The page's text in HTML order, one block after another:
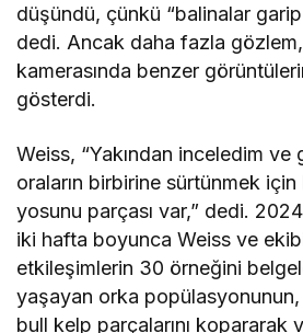
düşündü, çünkü “balinalar
dedi. Ancak daha fazla
kamerasında benzer
gösterdi.
Weiss, “Yakından inceledim
oraların birbirine sürtünmek için
yosunu parçası var,” dedi.
iki hafta boyunca Weiss ve
etkileşimlerin 30 örneğini
yaşayan orka
bull kelp parçalarını kopararak